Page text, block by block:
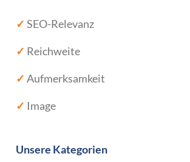
✓ SEO-Relevanz
✓ Reichweite
✓ Aufmerksamkeit
✓ Image
Unsere Kategorien